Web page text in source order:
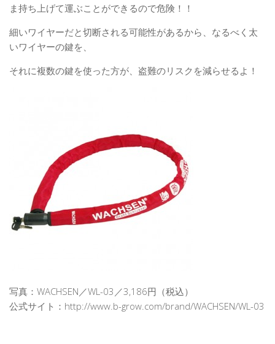
ま持ち上げて運ぶことができるので危険！！
細いワイヤーだと切断される可能性があるから、なるべく太
いワイヤーの鍵を、
それに複数の鍵を使った方が、盗難のリスクを減らせるよ！
写真：WACHSEN／WL-03／3,186円（税込）
公式サイト：http://www.b-grow.com/brand/WACHSEN/WL-03